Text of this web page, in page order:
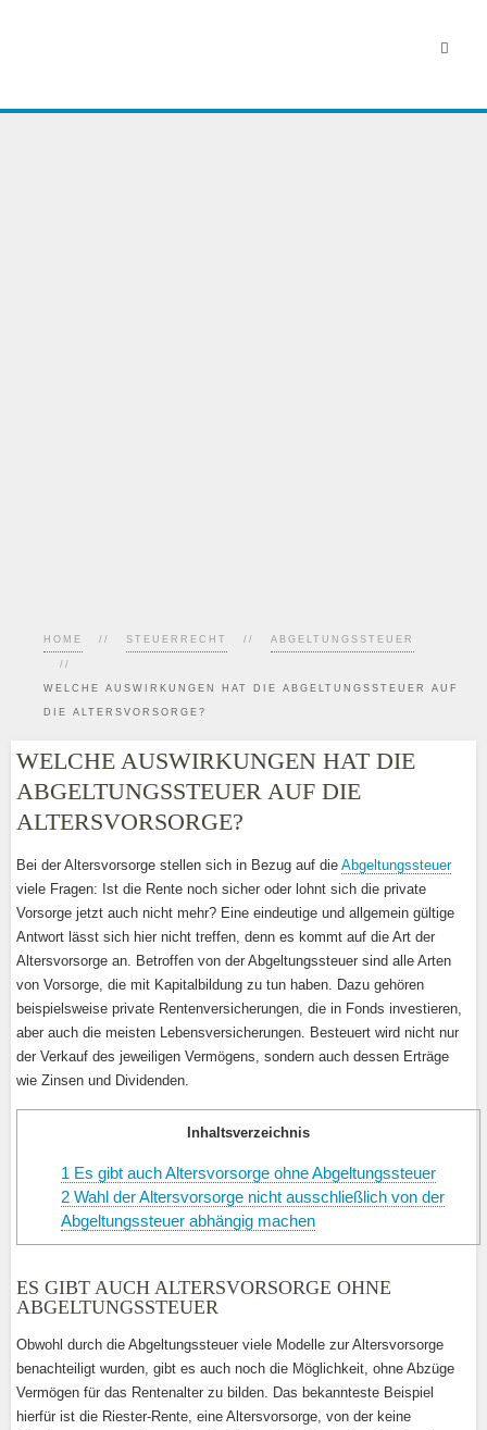
HOME STEUERRECHT ABGELTUNGSSTEUER
WELCHE AUSWIRKUNGEN HAT DIE ABGELTUNGSSTEUER AUF
DIE ALTERSVORSORGE?
WELCHE AUSWIRKUNGEN HAT DIE
ABGELTUNGSSTEUER AUF DIE
ALTERSVORSORGE?
Bei der Altersvorsorge stellen sich in Bezug auf die Abgeltungssteuer
viele Fragen: Ist die Rente noch sicher oder lohnt sich die private
Vorsorge jetzt auch nicht mehr? Eine eindeutige und allgemein gültige
Antwort lässt sich hier nicht treffen, denn es kommt auf die Art der
Altersvorsorge an. Betroffen von der Abgeltungssteuer sind alle Arten
von Vorsorge, die mit Kapitalbildung zu tun haben. Dazu gehören
beispielsweise private Rentenversicherungen, die in Fonds investieren,
aber auch die meisten Lebensversicherungen. Besteuert wird nicht nur
der Verkauf des jeweiligen Vermögens, sondern auch dessen Erträge
wie Zinsen und Dividenden.
Inhaltsverzeichnis
1 Es gibt auch Altersvorsorge ohne Abgeltungssteuer
2 Wahl der Altersvorsorge nicht ausschließlich von der
Abgeltungssteuer abhängig machen
ES GIBT AUCH ALTERSVORSORGE OHNE
ABGELTUNGSSTEUER
Obwohl durch die Abgeltungssteuer viele Modelle zur Altersvorsorge
benachteiligt wurden, gibt es auch noch die Möglichkeit, ohne Abzüge
Vermögen für das Rentenalter zu bilden. Das bekannteste Beispiel
hierfür ist die Riester-Rente, eine Altersvorsorge, von der keine